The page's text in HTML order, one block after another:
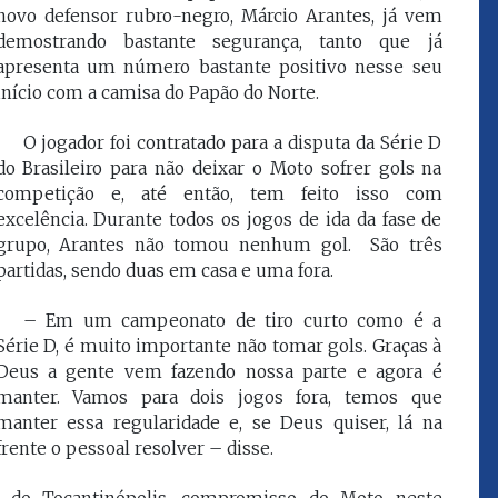
defensor rubro-negro, Márcio Arantes, já vem
bastante segurança, tanto que já
um número bastante positivo nesse seu
com a camisa do Papão do Norte.
O jogador foi contratado para a disputa da Série D
Brasileiro para não deixar o Moto sofrer gols na
e, até então, tem feito isso com
Durante todos os jogos de ida da fase de
Arantes não tomou nenhum gol. São três
sendo duas em casa e uma fora.
– Em um campeonato de tiro curto como é a
D, é muito importante não tomar gols. Graças à
a gente vem fazendo nossa parte e agora é
Vamos para dois jogos fora, temos que
essa regularidade e, se Deus quiser, lá na
o pessoal resolver – disse.
eu estou
desde março
o cargo de
Superior
do
no
e de
da Justiça
no biênio
presidente
Justiça do
o Biênio
juízes e servidores"
FROZ SOBRINHO
Público Estadual em 1992,
onde foi Promotor de
Justiça. Como
desembargador exerceu a
função de corregedor geral
da Justiça do Maranhão no
biênio 2022/2024. É
biênio 2024/2026.